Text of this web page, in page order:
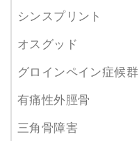
シンスプリント
オスグッド
グロインペイン症候群
有痛性外脛骨
三角骨障害